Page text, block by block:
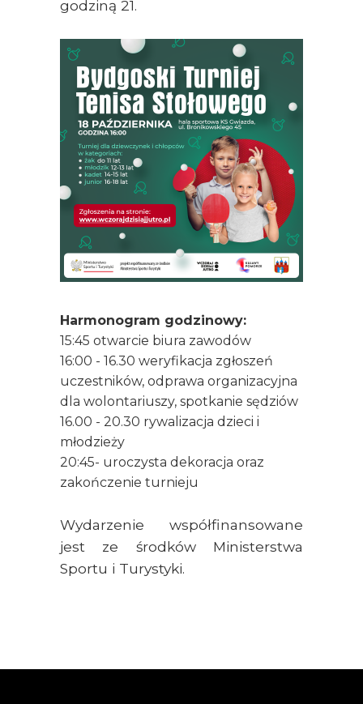
godziną 21.
Harmonogram godzinowy:
15:45 otwarcie biura zawodów
16:00 - 16.30 weryfikacja zgłoszeń
uczestników, odprawa organizacyjna
dla wolontariuszy, spotkanie sędziów
16.00 - 20.30 rywalizacja dzieci i
młodzieży
20:45- uroczysta dekoracja oraz
zakończenie turnieju
Wydarzenie współfinansowane
jest ze środków Ministerstwa
Sportu i Turystyki.